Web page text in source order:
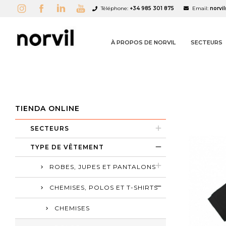
Téléphone: +34 985 301 875 Email:
À PROPOS DE NORVIL SECTEURS
TIENDA ONLINE
SECTEURS
TYPE DE VÊTEMENT
ROBES, JUPES ET PANTALONS
CHEMISES, POLOS ET T-SHIRTS
CHEMISES